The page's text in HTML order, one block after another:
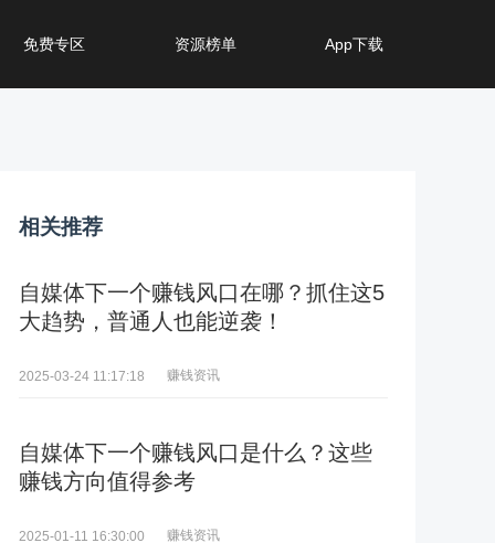
免费专区 资源榜单 App下载
相关推荐
自媒体下一个赚钱风口在哪？抓住这5
大趋势，普通人也能逆袭！
2025-03-24 11:17:18 赚钱资讯
自媒体下一个赚钱风口是什么？这些
赚钱方向值得参考
2025-01-11 16:30:00 赚钱资讯